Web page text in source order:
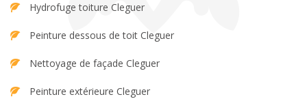
Hydrofuge toiture Cleguer
Peinture dessous de toit Cleguer
Nettoyage de façade Cleguer
Peinture extérieure Cleguer